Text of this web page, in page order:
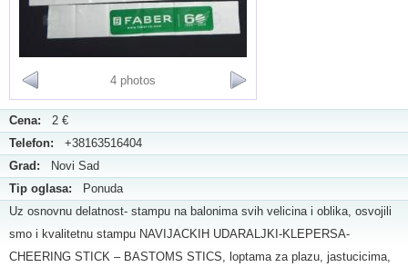
4 photos
Cena: 2 €
Telefon: +38163516404
Grad: Novi Sad
Tip oglasa: Ponuda
Uz osnovnu delatnost- stampu na balonima svih velicina i oblika, osvojili
smo i kvalitetnu stampu NAVIJACKIH UDARALJKI-KLEPERSA-
CHEERING STICK – BASTOMS STICS, loptama za plazu, jastucicima,